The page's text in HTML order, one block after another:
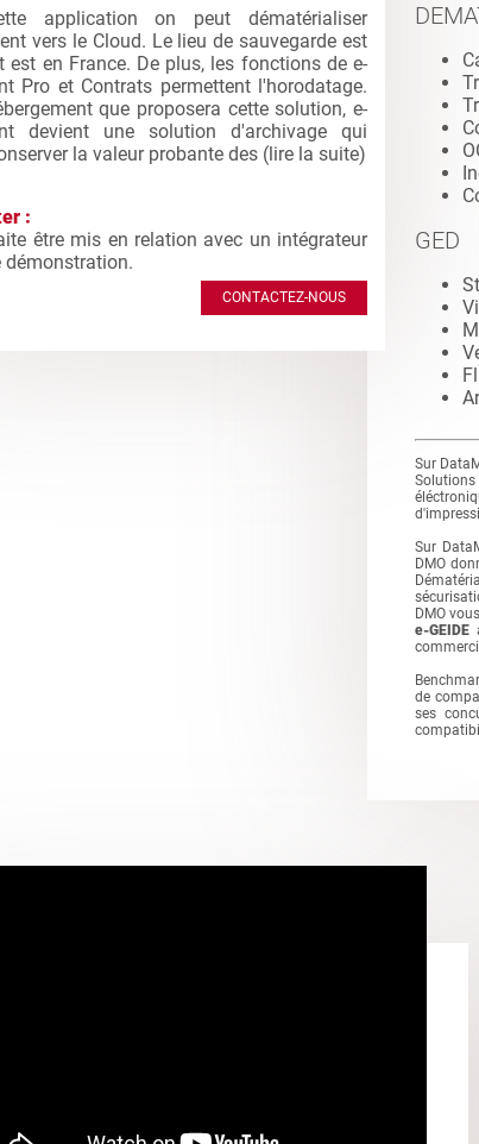
application on peut dématérialiser
vers le Cloud. Le lieu de sauvegarde est
est en France. De plus, les fonctions de e-
Pro et Contrats permettent l'horodatage.
que proposera cette solution, e-
devient une solution d'archivage qui
la valeur probante des (lire la suite)
:
être mis en relation avec un intégrateur
démonstration.
CONTACTEZ-NOUS
GED
Sur
Sur
DMO
DMO
e-GEIDE
de
ses